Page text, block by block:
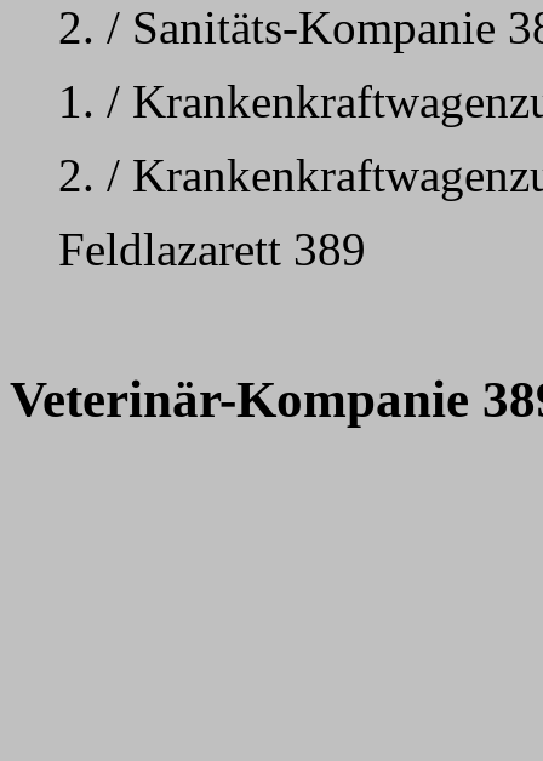
2. / Sanitäts-Kompanie
1. /
2. /
Feldlazarett 389
Veterinär-Kompanie